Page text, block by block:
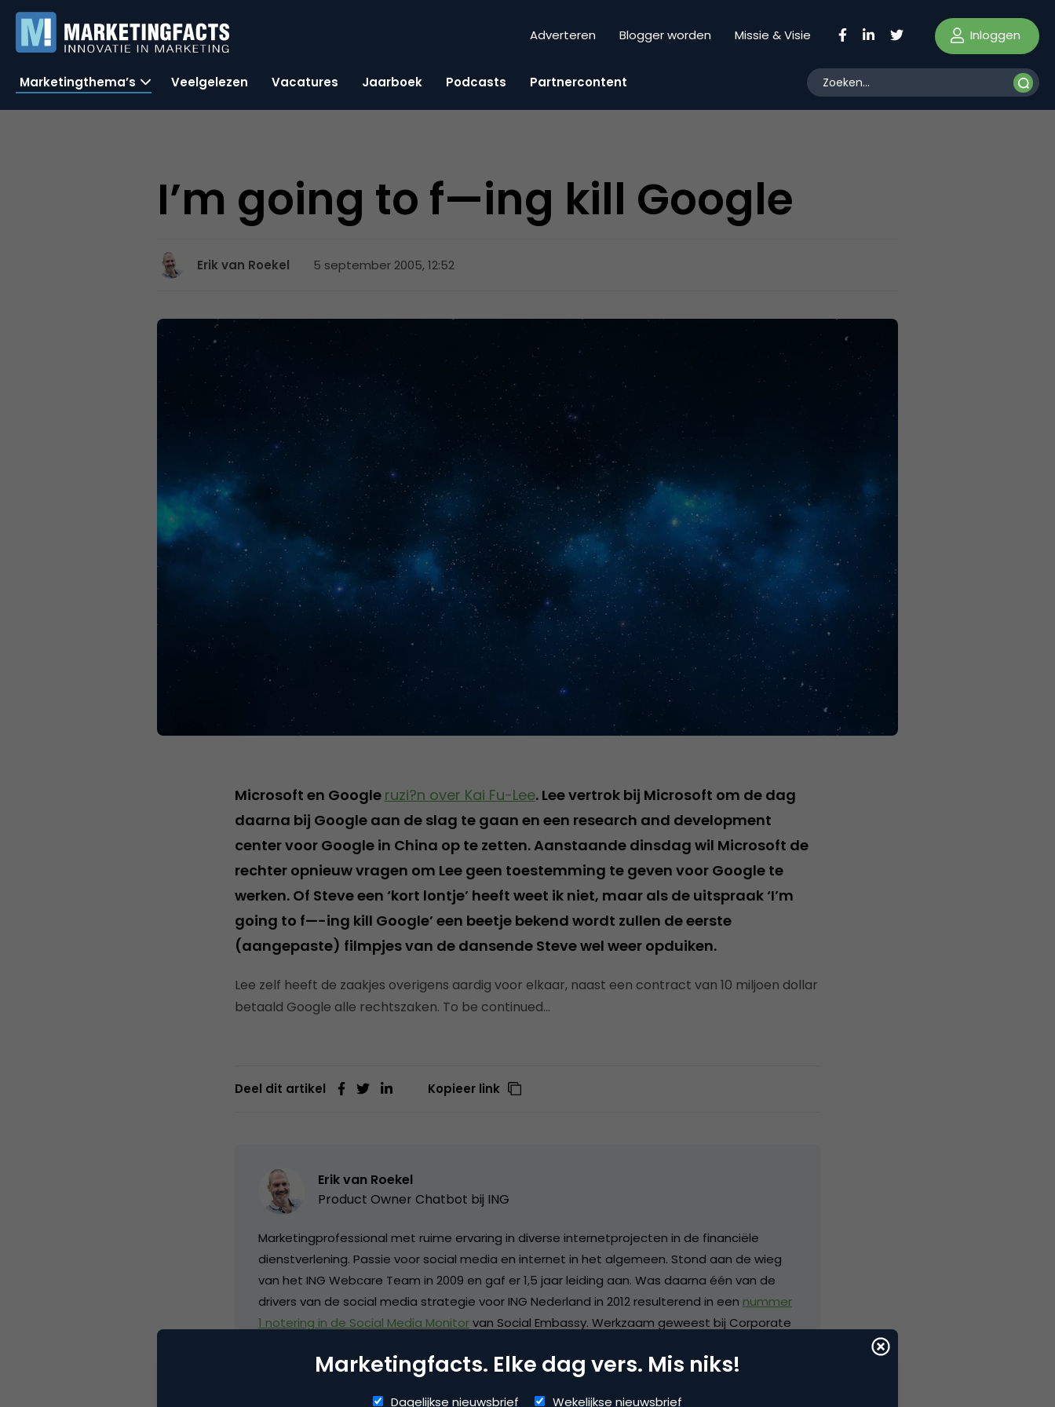
Adverteren Blogger worden Missie & Visie Inloggen
Marketingthema’s Veelgelezen Vacatures Jaarboek Podcasts Partnercontent
I’m going to f—ing kill Google
Erik van Roekel 5 september 2005, 12:52
Microsoft en Google ruzi?n over Kai Fu-Lee. Lee vertrok bij Microsoft om de dag
daarna bij Google aan de slag te gaan en een research and development
center voor Google in China op te zetten. Aanstaande dinsdag wil Microsoft de
rechter opnieuw vragen om Lee geen toestemming te geven voor Google te
werken. Of Steve een ‘kort lontje’ heeft weet ik niet, maar als de uitspraak ‘I’m
going to f—-ing kill Google’ een beetje bekend wordt zullen de eerste
(aangepaste) filmpjes van de dansende Steve wel weer opduiken.
Lee zelf heeft de zaakjes overigens aardig voor elkaar, naast een contract van 10 miljoen dollar
betaald Google alle rechtszaken. To be continued…
Deel dit artikel Kopieer link
Erik van Roekel
Product Owner Chatbot bij ING
Marketingprofessional met ruime ervaring in diverse internetprojecten in de financiële
dienstverlening. Passie voor social media en internet in het algemeen. Stond aan de wieg
van het ING Webcare Team in 2009 en gaf er 1,5 jaar leiding aan. Was daarna één van de
drivers van de social media strategie voor ING Nederland in 2012 resulterend in een nummer
1 notering in de Social Media Monitorvan Social Embassy. Werkzaam geweest bij Corporate
niveau. Momenteel Product owner chatbot bij ING. Blogt op persoonlijke titel bij
Marketingfacts. Elke dag vers. Mis niks!
Dagelijkse nieuwsbrief Wekelijkse nieuwsbrief